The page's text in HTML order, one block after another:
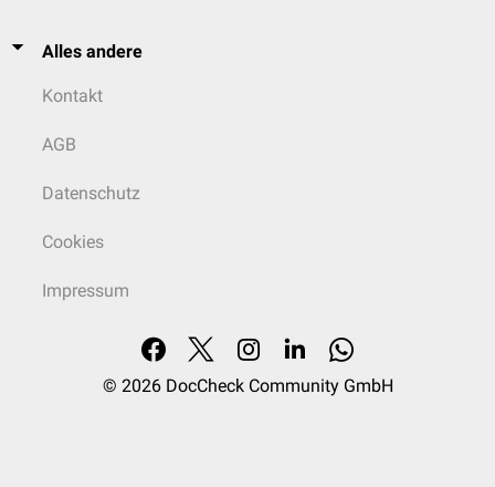
Alles andere
Kontakt
AGB
Datenschutz
Cookies
Impressum
© 2026 DocCheck Community GmbH